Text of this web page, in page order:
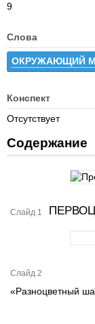
9
Слова
ОКРУЖАЮЩИЙ
Конспект
Отсутствует
Содержание
Слайд 1
Слайд 2
«Разноцветный